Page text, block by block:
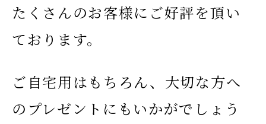
たくさんのお客様にご好評を頂い
ております。
ご自宅用はもちろん、大切な方へ
のプレゼントにもいかがでしょう